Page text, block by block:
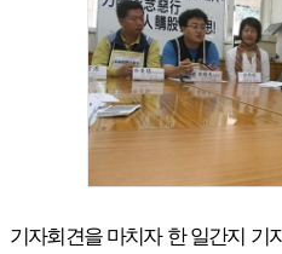
기자회견을 마치자 한 일간지 기